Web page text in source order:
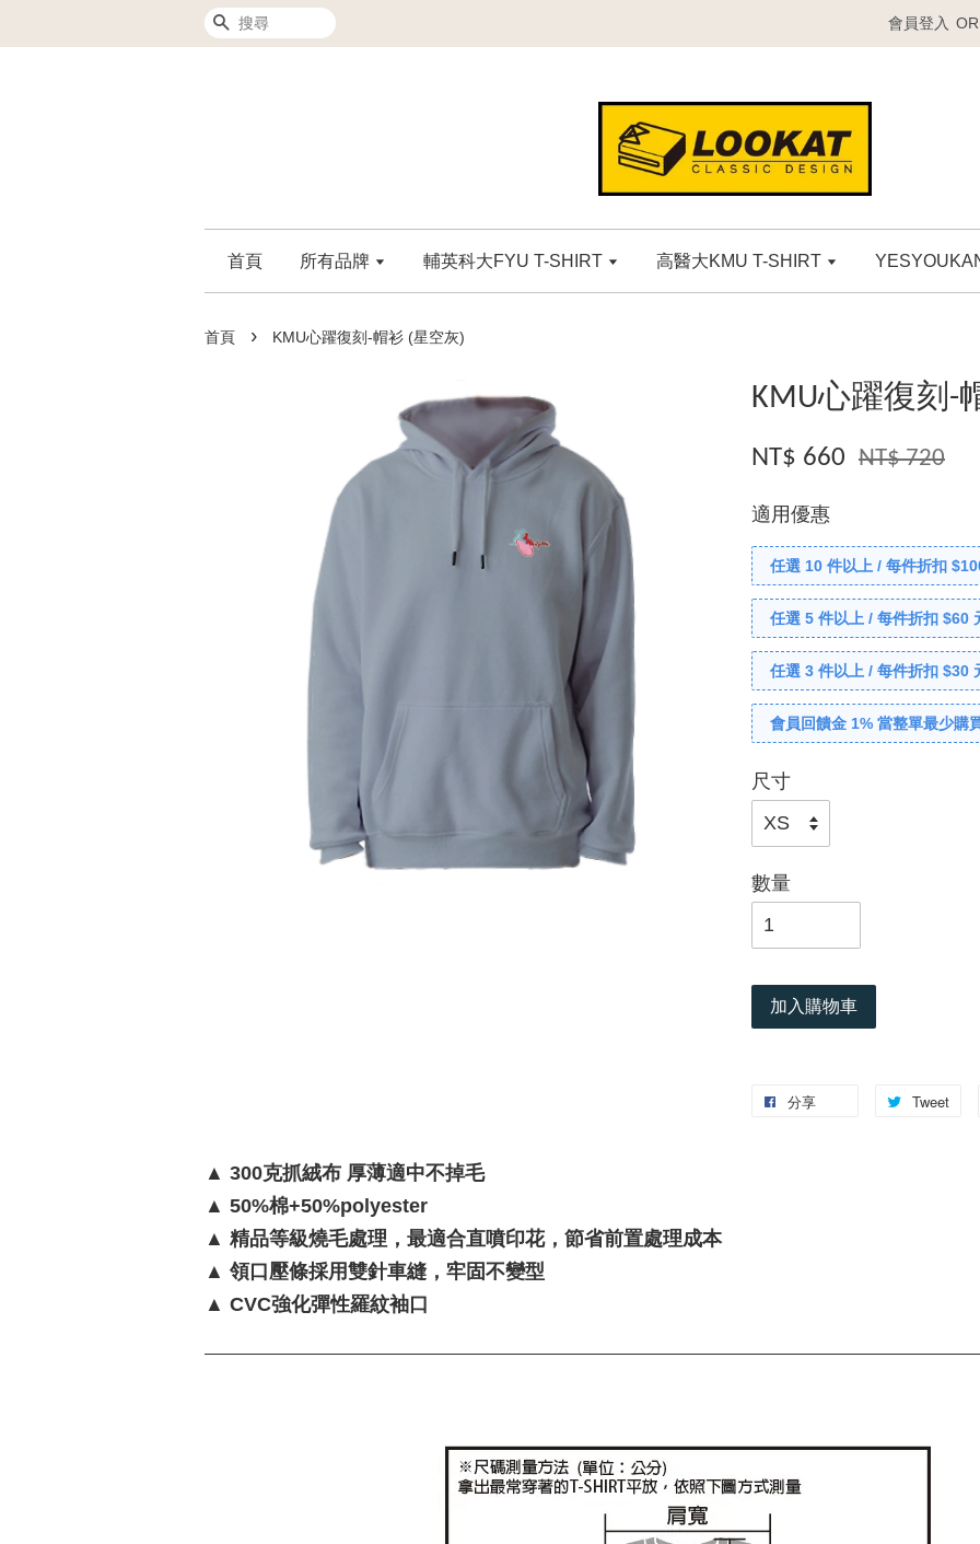
搜尋 會員登入 OR
首頁 所有品牌 輔英科大FYU T-SHIRT 高醫大KMU T-SHIRT
首頁 › KMU心躍復刻-帽衫 (星空灰)
KMU心躍復刻-
NT$ 660 NT$ 720
適用優惠
任選 10 件以上 / 每件折扣
任選 5 件以上 / 每件折扣 $60
任選 3 件以上 / 每件折扣 $30
會員回饋金 1% 當整單最少購
尺寸
數量
加入購物車
分享 Tweet
▲ 300克抓絨布 厚薄適中不掉毛
▲ 50%棉+50%polyester
▲ 精品等級燒毛處理，最適合直噴印花，節省前置處理成本
▲ 領口壓條採用雙針車縫，牢固不變型
▲ CVC強化彈性羅紋袖口